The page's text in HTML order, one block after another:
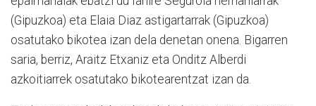
(Gipuzkoa) eta Elaia Diaz astigartarrak (Gipuzkoa)
osatutako bikotea izan dela denetan onena. Bigarren
saria, berriz, Araitz Etxaniz eta Onditz Alberdi
azkoitiarrek osatutako bikotearentzat izan da.